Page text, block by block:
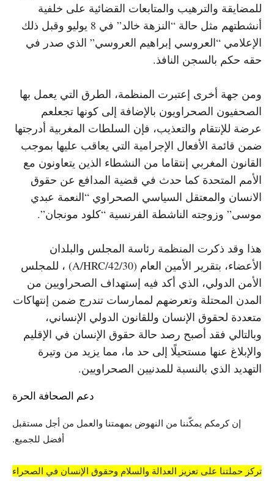
للمضايقة والترهيب والمتابعات القضائية على خلفية
أنشطتهم مثل حالة “النزهة خالد” في 8 يوليو وقبل ذلك
الإعلامي “العروسي إبراهيم العروسي” الذي صدر في
حقه حكم بالسجن النافذ.
ومن جهة أخرى إعتبرت المنظمة، الطرق التي يعمل بها
الصحفيون الصحراويون بالإضافة إلى كونها تجعلعم
عرضة للإنتقام والتعذيب، فإن السلطات المغربية أدرجتها
ضمن قائمة الأفعال الإجرامية التي يعاقب عليها بموجب
القانون المغربي إنتقاما من النشطاء الذين يتعاونون مع
الأمم المتحدة كما حدث في قضية المدافع عن حقوق
الانسان والمعتقل السياسي الصحراوي “النعمة عبدي
موسى” وزوجته الناشطة الفرنسية “كلود مونجان”.
هذا وقد ذكرت المنظمة رئاسة المجلس والبلدان
الأعضاء، بتقرير الأمين العام (A/HRC/42/30) ، للمجلس
الأمن الدولي، الذي أكد فيه إستهداف الصحراويين من
المدن المحتلة وتعرضهم لممارسات تندرج ضمن إنتهاكات
متعددة لحقوق الإنسان وللقانون الدولي الإنساني،
وبالتالي فقد أصبح رصد حالة حقوق الإنسان في الإقليم
والإبلاغ عنها مستحيلًا إلى حد ما، مما يزيد من وتيرة
التهديد الذي بالنسبة للمدنيين الصحراويين.
دعم الصحافة الحرة
إن كرمكم يمكّننا من النهوض بمهمتنا والعمل من أجل مستقبل
أفضل للجميع.
تركز حملتنا على تعزيز العدالة والسلام وحقوق الإنسان في الصحراء